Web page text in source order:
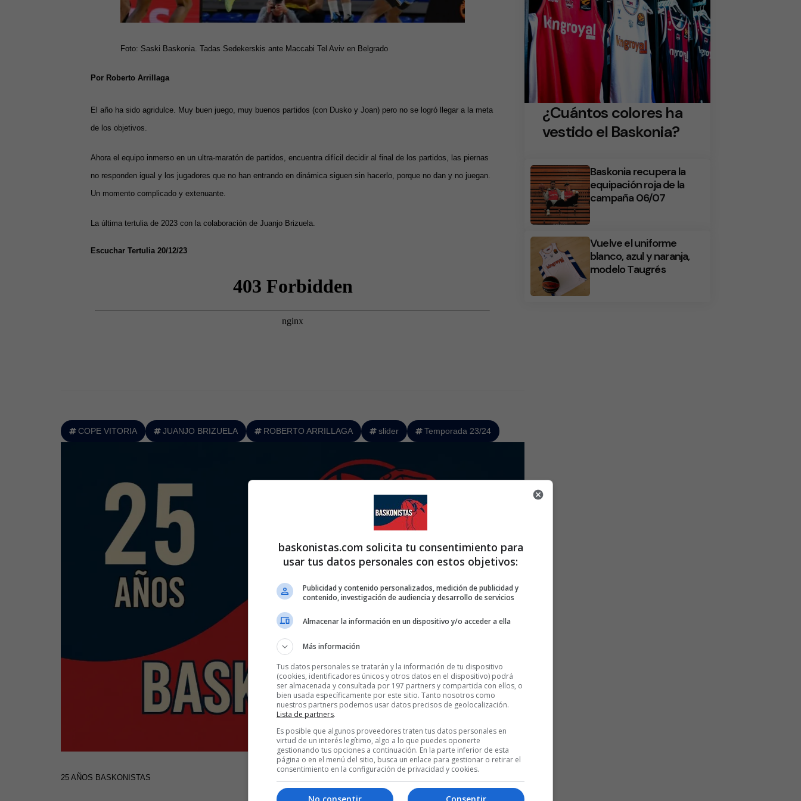
Foto: Saski Baskonia. Tadas Sedekerskis ante Maccabi Tel Aviv en Belgrado
Por Roberto Arrillaga
El año ha sido agridulce. Muy buen juego, muy buenos partidos (con Dusko y Joan) pero no se logró llegar a la meta
de los objetivos.
Ahora el equipo inmerso en un ultra-maratón de partidos, encuentra difícil decidir al final de los partidos, las piernas
no responden igual y los jugadores que no han entrando en dinámica siguen sin hacerlo, porque no dan y no juegan.
Un momento complicado y extenuante.
La última tertulia de 2023 con la colaboración de Juanjo Brizuela.
Escuchar Tertulia 20/12/23
COPE VITORIA JUANJO BRIZUELA ROBERTO ARRILLAGA slider Temporada 23/24
25 AÑOS BASKONISTAS
¿Cuántos colores ha
vestido el Baskonia?
Baskonia recupera la
equipación roja de la
campaña 06/07
Vuelve el uniforme
blanco, azul y naranja,
modelo Taugrés
baskonistas.com solicita tu consentimiento para
usar tus datos personales con estos objetivos:
Publicidad y contenido personalizados, medición de publicidad y
contenido, investigación de audiencia y desarrollo de servicios
Almacenar la información en un dispositivo y/o acceder a ella
Más información
Tus datos personales se tratarán y la información de tu dispositivo
(cookies, identificadores únicos y otros datos en el dispositivo) podrá
ser almacenada y consultada por 197 partners y compartida con ellos, o
bien usada específicamente por este sitio. Tanto nosotros como
nuestros partners podemos usar datos precisos de geolocalización.
Lista de partners.
Es posible que algunos proveedores traten tus datos personales en
virtud de un interés legítimo, algo a lo que puedes oponerte
gestionando tus opciones a continuación. En la parte inferior de esta
página o en el menú del sitio, busca un enlace para gestionar o retirar el
consentimiento en la configuración de privacidad y cookies.